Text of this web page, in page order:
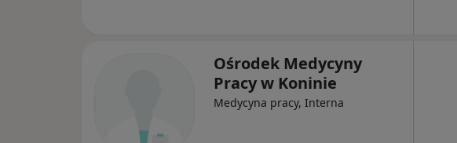
Ośrodek Medycyny
Pracy w Koninie
Medycyna pracy, Interna